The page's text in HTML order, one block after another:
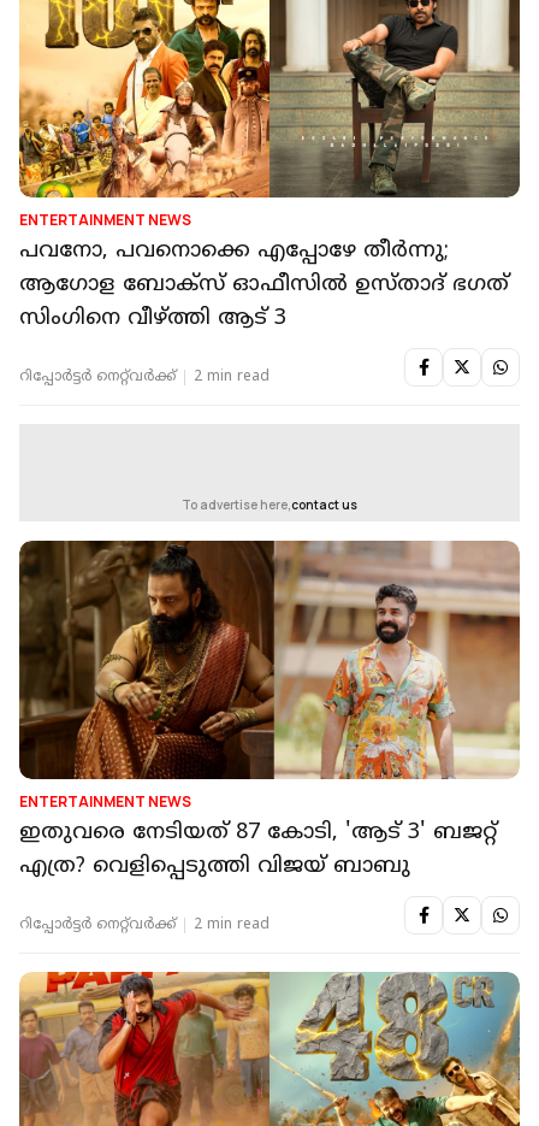
ENTERTAINMENT NEWS
പവനോ, പവനൊക്കെ എപ്പോഴേ തീർന്നു;
ആഗോള ബോക്സ് ഓഫീസിൽ ഉസ്താദ് ഭഗത്
സിംഗിനെ വീഴ്ത്തി ആട് 3
റിപ്പോർട്ടർ നെറ്റ്‌വര്‍ക്ക്‌ 2 min read
To advertise here,contact us
ENTERTAINMENT NEWS
ഇതുവരെ നേടിയത് 87 കോടി, 'ആട് 3' ബജറ്റ്
എത്ര? വെളിപ്പെടുത്തി വിജയ് ബാബു
റിപ്പോർട്ടർ നെറ്റ്‌വര്‍ക്ക്‌ 2 min read